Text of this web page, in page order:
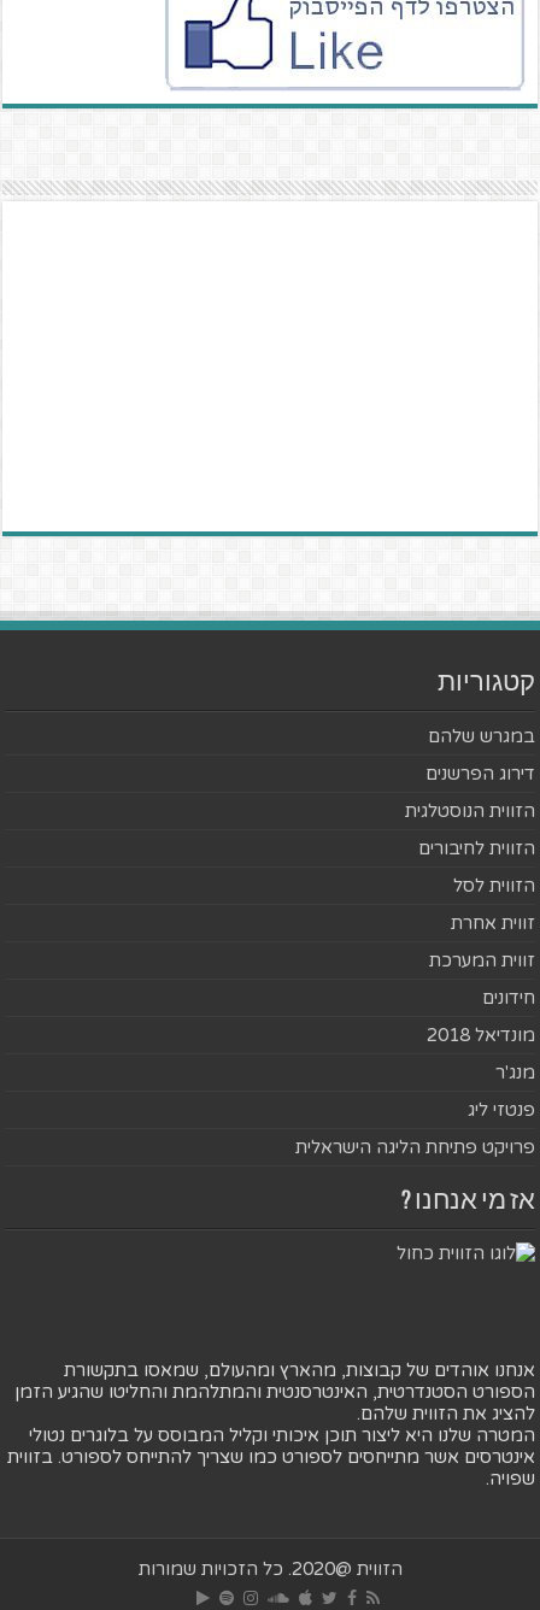
קטגוריות
במגרש שלהם
דירוג הפרשנים
הזווית הנוסטלגית
הזווית לחיבורים
הזווית לסל
זווית אחרת
זווית המערכת
חידונים
מונדיאל 2018
מנג'ר
פנטזי ליג
פרויקט פתיחת הליגה הישראלית
אז מי אנחנו ?
אנחנו אוהדים של קבוצות, מהארץ ומהעולם, שמאסו בתקשורת
הספורט הסטנדרטית, האינטרסנטית והמתלהמת והחליטו שהגיע הזמן
להציג את הזווית שלהם.
המטרה שלנו היא ליצור תוכן איכותי וקליל המבוסס על בלוגרים נטולי
אינטרסים אשר מתייחסים לספורט כמו שצריך להתייחס לספורט. בזווית
שפויה.
הזווית @2020. כל הזכויות שמורות